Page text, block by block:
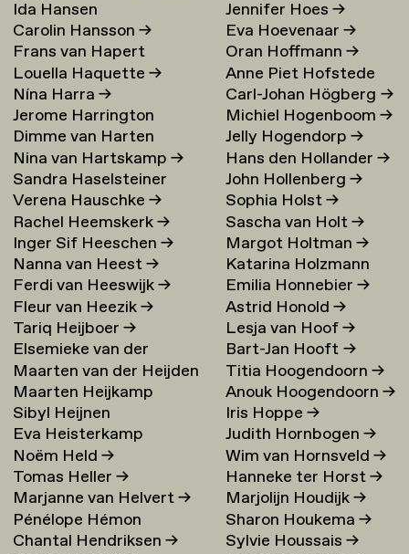
Hansen→
Ida Hansen
Carolin Hansson→
Frans van Hapert
Louella Haquette→
Nína Harra→
Jerome Harrington
Dimme van Harten
Nina van Hartskamp→
Sandra Haselsteiner
Verena Hauschke→
Rachel Heemskerk→
Inger Sif Heeschen→
Nanna van Heest→
Ferdi van Heeswijk→
Fleur van Heezik→
Tariq Heijboer→
Elsemieke van der
Heijden→
Maarten van der Heijden
→
Maarten Heijkamp
Sibyl Heijnen
Eva Heisterkamp
Noëm Held→
Tomas Heller→
Marjanne van Helvert→
Pénélope Hémon
Chantal Hendriksen→
Jennifer Hoes→
Eva Hoevenaar→
Oran Hoffmann→
Anne Piet Hofstede
Carl-Johan Högberg→
Michiel Hogenboom→
Jelly Hogendorp→
Hans den Hollander→
John Hollenberg→
Sophia Holst→
Sascha van Holt→
Margot Holtman→
Katarina Holzmann
Ekholm→
Emilia Honnebier→
Astrid Honold→
Lesja van Hoof→
Bart-Jan Hooft→
Titia Hoogendoorn→
Anouk Hoogendoorn→
Iris Hoppe→
Judith Hornbogen→
Wim van Hornsveld→
Hanneke ter Horst→
Marjolijn Houdijk→
Sharon Houkema→
Sylvie Houssais→